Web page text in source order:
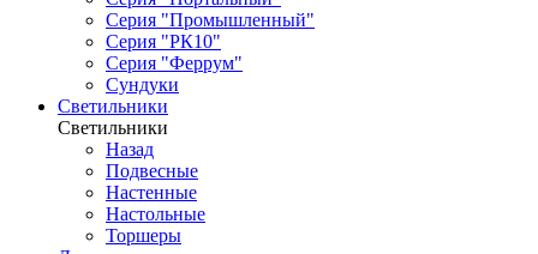
Серия "Промышленный"
Серия "РК10"
Серия "Феррум"
Сундуки
Светильники
Светильники
Назад
Подвесные
Настенные
Настольные
Торшеры